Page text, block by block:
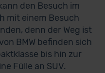
den Besuch im
mit einem Besuch
denn der Weg ist
BMW befinden sich
bis hin zur
Fülle an SUV.